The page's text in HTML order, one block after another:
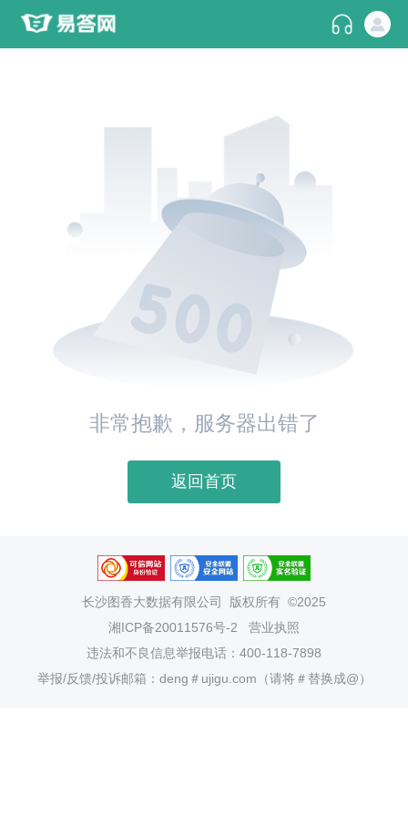
非常抱歉，服务器出错了
返回首页
长沙图香大数据有限公司
版权所有 ©2025
湘ICP备20011576号-2
营业执照
违法和不良信息举报电话：400-118-7898
举报/反馈/投诉邮箱：deng＃ujigu.com（请将＃替换成@）